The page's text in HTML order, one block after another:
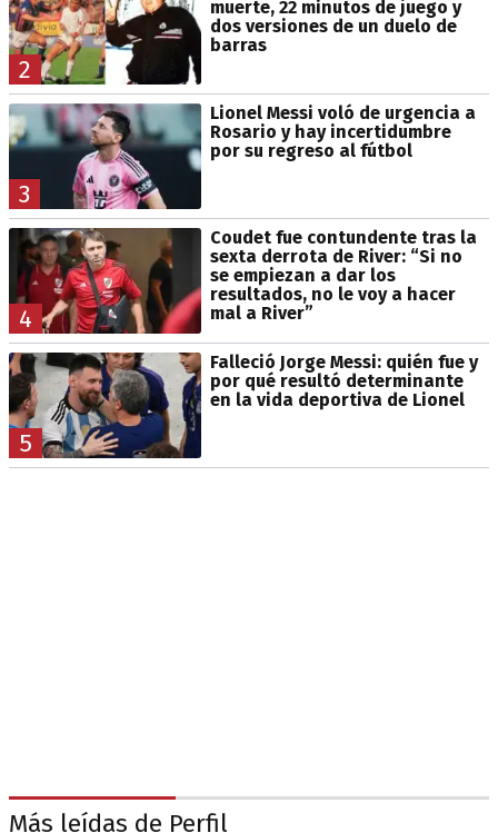
2
muerte, 22 minutos de juego y
dos versiones de un duelo de
barras
3
Lionel Messi voló de urgencia a
Rosario y hay incertidumbre
por su regreso al fútbol
4
Coudet fue contundente tras la
sexta derrota de River: “Si no
se empiezan a dar los
resultados, no le voy a hacer
mal a River”
5
Falleció Jorge Messi: quién fue y
por qué resultó determinante
en la vida deportiva de Lionel
Más leídas de Perfil